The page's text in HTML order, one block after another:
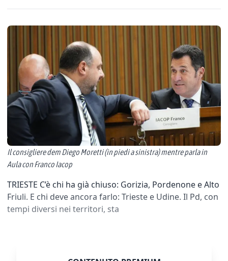
Il consigliere dem Diego Moretti (in piedi a sinistra) mentre parla in
Aula con Franco Iacop
TRIESTE C’è chi ha già chiuso: Gorizia, Pordenone e Alto
Friuli. E chi deve ancora farlo: Trieste e Udine. Il Pd, con
tempi diversi nei territori, sta